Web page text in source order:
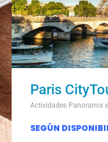
Paris
Actividades Panoramix
SEGÚN